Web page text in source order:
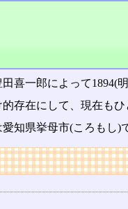
喜一郎によって1894(
存在にして、現在もひ
知県挙母市(ころもし)